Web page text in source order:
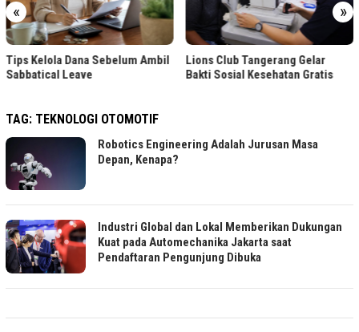
« »
Tips Kelola Dana Sebelum Ambil
Sabbatical Leave
Lions Club Tangerang Gelar
Bakti Sosial Kesehatan Gratis
TAG: TEKNOLOGI OTOMOTIF
Robotics Engineering Adalah Jurusan Masa
Depan, Kenapa?
Industri Global dan Lokal Memberikan Dukungan
Kuat pada Automechanika Jakarta saat
Pendaftaran Pengunjung Dibuka